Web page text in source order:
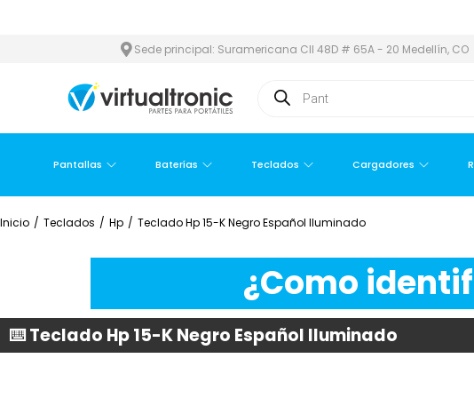
Sede principal: Suramericana Cll 48D # 65A - 20 Medellín, CO
Pantallas Baterías Teclados Cargadores
Inicio / Teclados / Hp / Teclado Hp 15-K Negro Español Iluminado
¿Como
⌨️ Teclado Hp 15-K Negro Español Iluminado